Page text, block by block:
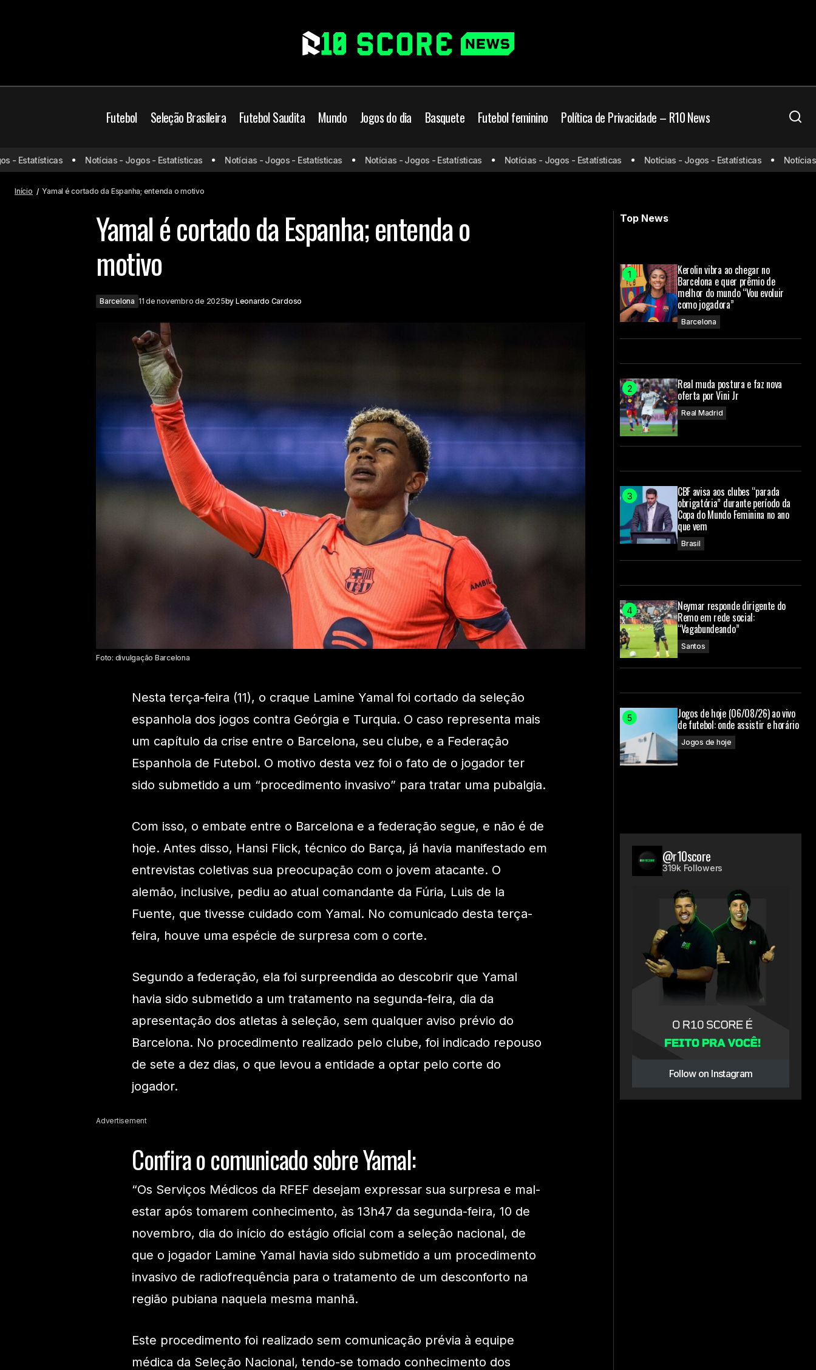
Futebol Seleção Brasileira Futebol Saudita Mundo Jogos do dia Basquete Futebol feminino Política de Privacidade – R10 News
Luciano Juba fala sobre sonho em
disputar Copa do Mundo
Barcelona Yamal é cortado da Espanha; entenda o motivo
Última Copa? Cristiano Ronaldo fala do
futuro
Notícias - Jogos - Estatísticas Notícias - Jogos - Estatísticas Notícias - Jogos - Estatísticas Notícias - Jogos - Estatísticas Notícias - Jogos - Estatísticas Notícias -
Início Yamal é cortado da Espanha; entenda o motivo
Yamal é cortado da Espanha; entenda o
motivo
Barcelona 11 de novembro de 2025by Leonardo Cardoso
Foto: divulgação Barcelona
Nesta terça-feira (11), o craque Lamine Yamal foi cortado da seleção
espanhola dos jogos contra Geórgia e Turquia. O caso representa mais
um capítulo da crise entre o Barcelona, seu clube, e a Federação
Espanhola de Futebol. O motivo desta vez foi o fato de o jogador ter
sido submetido a um “procedimento invasivo” para tratar uma pubalgia.
Com isso, o embate entre o Barcelona e a federação segue, e não é de
hoje. Antes disso, Hansi Flick, técnico do Barça, já havia manifestado em
entrevistas coletivas sua preocupação com o jovem atacante. O
alemão, inclusive, pediu ao atual comandante da Fúria, Luis de la
Fuente, que tivesse cuidado com Yamal. No comunicado desta terça-
feira, houve uma espécie de surpresa com o corte.
Segundo a federação, ela foi surpreendida ao descobrir que Yamal
havia sido submetido a um tratamento na segunda-feira, dia da
apresentação dos atletas à seleção, sem qualquer aviso prévio do
Barcelona. No procedimento realizado pelo clube, foi indicado repouso
de sete a dez dias, o que levou a entidade a optar pelo corte do
jogador.
Advertisement
Confira o comunicado sobre Yamal:
“Os Serviços Médicos da RFEF desejam expressar sua surpresa e mal-
estar após tomarem conhecimento, às 13h47 da segunda-feira, 10 de
novembro, dia do início do estágio oficial com a seleção nacional, de
que o jogador Lamine Yamal havia sido submetido a um procedimento
invasivo de radiofrequência para o tratamento de um desconforto na
região pubiana naquela mesma manhã.
Este procedimento foi realizado sem comunicação prévia à equipe
médica da Seleção Nacional, tendo-se tomado conhecimento dos
Top News
Kerolin vibra ao chegar no
Barcelona e quer prêmio de
melhor do mundo “Vou evoluir
como jogadora”
Barcelona
Real muda postura e faz nova
oferta por Vini Jr
Real Madrid
CBF avisa aos clubes “parada
obrigatória” durante período da
Copa do Mundo Feminina no ano
que vem
Brasil
Neymar responde dirigente do
Remo em rede social:
“Vagabundeando”
Santos
Jogos de hoje (06/08/26) ao vivo
de futebol: onde assistir e horário
Jogos de hoje
@r10score
319k Followers
Follow on Instagram